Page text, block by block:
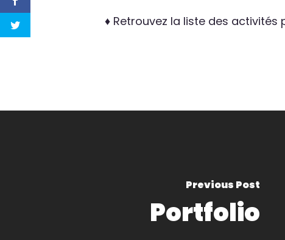
♦ Retrouvez la liste des
Previous Post
Portfolio